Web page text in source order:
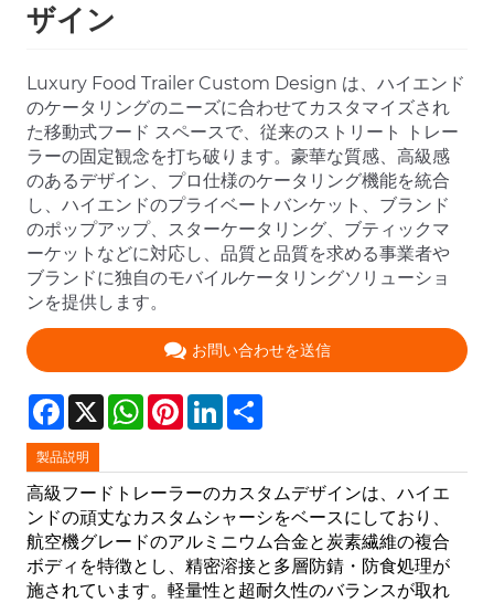
ザイン
Luxury Food Trailer Custom Design は、ハイエンド
のケータリングのニーズに合わせてカスタマイズされ
た移動式フード スペースで、従来のストリート トレー
ラーの固定観念を打ち破ります。豪華な質感、高級感
のあるデザイン、プロ仕様のケータリング機能を統合
し、ハイエンドのプライベートバンケット、ブランド
のポップアップ、スターケータリング、ブティックマ
ーケットなどに対応し、品質と品質を求める事業者や
ブランドに独自のモバイルケータリングソリューショ
ンを提供します。
お問い合わせを送信
Facebook
X WhatsAppPinterestLinkedIn
製品説明
高級フードトレーラーのカスタムデザインは、ハイエ
ンドの頑丈なカスタムシャーシをベースにしており、
航空機グレードのアルミニウム合金と炭素繊維の複合
ボディを特徴とし、精密溶接と多層防錆・防食処理が
施されています。軽量性と超耐久性のバランスが取れ